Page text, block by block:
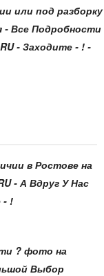
или под разборку
Все Подробности
- Заходите - ! -
в Ростове на
- А Вдруг У Нас
- !
? фото на
Выбор